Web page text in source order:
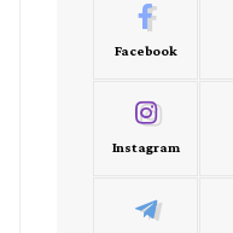
Facebook
Instagram